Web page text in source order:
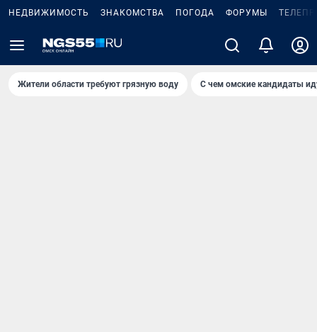
НЕДВИЖИМОСТЬ ЗНАКОМСТВА ПОГОДА ФОРУМЫ
Жители области требуют грязную воду С чем омские кандидаты